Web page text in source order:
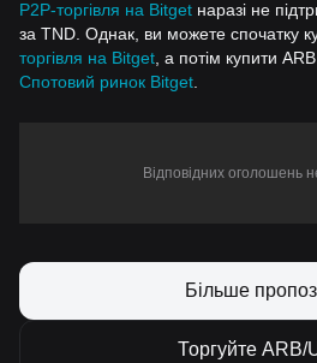
P2P-торгівля на Bitget наразі не
за TND. Однак, ви можете спочатку
торгівля на Bitget , а потім купити
Спотовий ринок Bitget
Відповідних оголошень
Більше
Торгуйте ARB/